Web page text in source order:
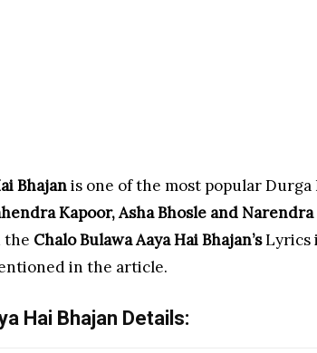
Bhajanis one of the most popular Durga
Kapoor, Asha Bhosle and
the Chalo Bulawa Aaya Hai Bhajan’sLyrics
in the article.
Hai Bhajan Details: